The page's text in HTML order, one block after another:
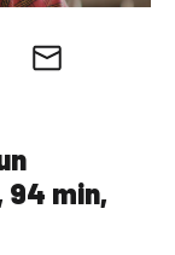
min,